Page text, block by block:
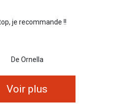
je recommande !!
De Ornella
Voir plus